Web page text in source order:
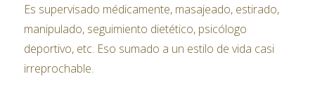
Es supervisado médicamente, masajeado, estirado,
manipulado, seguimiento dietético, psicólogo
deportivo, etc. Eso sumado a un estilo de vida casi
irreprochable.